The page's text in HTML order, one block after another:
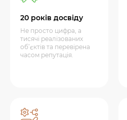
20 років досвіду
Не просто цифра, а
тисячі реалізованих
об’єктів та перевірена
часом репутація.